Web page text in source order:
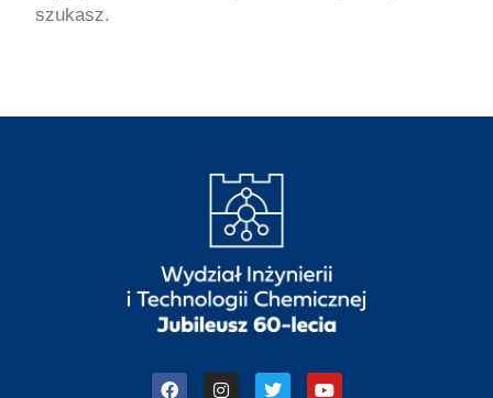
szukasz.